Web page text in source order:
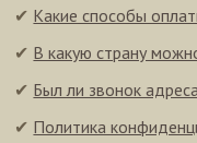
✔ Какие способы
✔ В какую страну
✔ Был ли звонок
✔ Политика